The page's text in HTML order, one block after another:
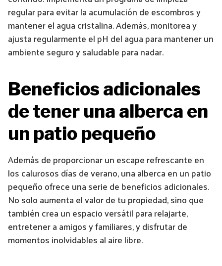
regular para evitar la acumulación de escombros y
mantener el agua cristalina. Además, monitorea y
ajusta regularmente el pH del agua para mantener un
ambiente seguro y saludable para nadar.
Beneficios adicionales
de tener una alberca en
un patio pequeño
Además de proporcionar un escape refrescante en
los calurosos días de verano, una alberca en un patio
pequeño ofrece una serie de beneficios adicionales.
No solo aumenta el valor de tu propiedad, sino que
también crea un espacio versátil para relajarte,
entretener a amigos y familiares, y disfrutar de
momentos inolvidables al aire libre.